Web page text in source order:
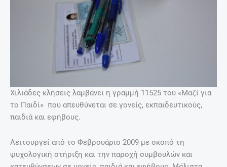
Χιλιάδες κλήσεις λαμβάνει η γραμμή 11525 του «Μαζί για
το Παιδί» που απευθύνεται σε γονείς, εκπαιδευτικούς,
παιδιά και εφήβους.
Λειτουργεί από το Φεβρουάριο 2009 με σκοπό τη
ψυχολογική στήριξη και την παροχή συμβουλών και